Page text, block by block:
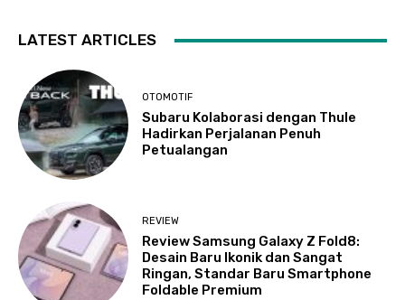
LATEST ARTICLES
OTOMOTIF
Subaru Kolaborasi dengan Thule
Hadirkan Perjalanan Penuh
Petualangan
REVIEW
Review Samsung Galaxy Z Fold8:
Desain Baru Ikonik dan Sangat
Ringan, Standar Baru Smartphone
Foldable Premium